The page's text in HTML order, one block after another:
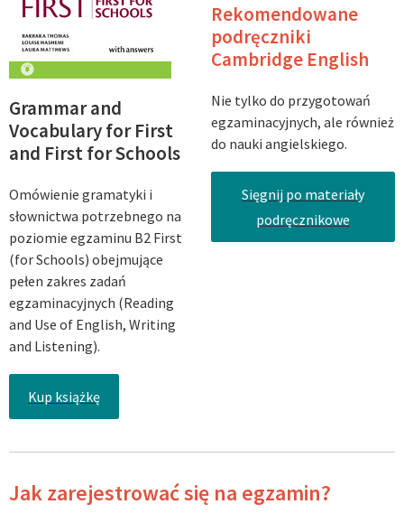
Grammar and
Vocabulary for First
and First for Schools
Omówienie gramatyki i
słownictwa potrzebnego na
poziomie egzaminu B2 First
(for Schools) obejmujące
pełen zakres zadań
egzaminacyjnych (Reading
and Use of English, Writing
and Listening).
Kup książkę
Rekomendowane
podręczniki
Cambridge English
Nie tylko do przygotowań
egzaminacyjnych, ale również
do nauki angielskiego.
Sięgnij po materiały
podręcznikowe
Jak zarejestrować się na egzamin?